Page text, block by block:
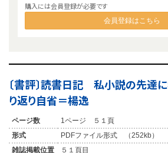
購入には会員登録が必要です
会員登録はこちら
〔書評〕読書日記 私小説の先達
り返り自省＝楊逸
ページ数
1ページ ５１頁
形式
PDFファイル形式 （252kb）
雑誌掲載位置
５１頁目